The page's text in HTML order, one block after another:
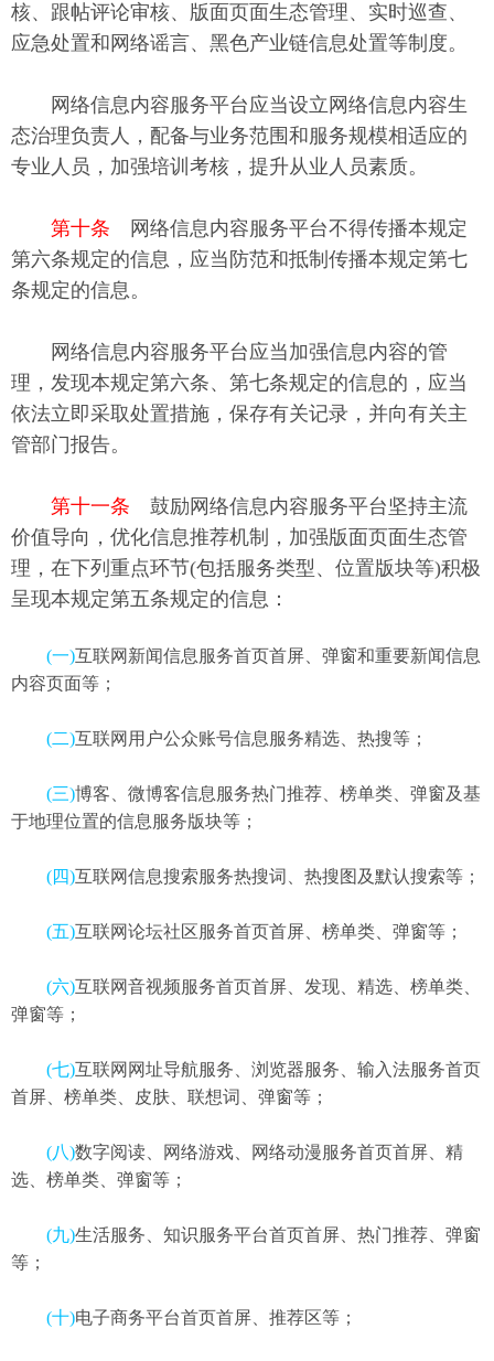
核、跟帖评论审核、版面页面生态管理、实时巡查、
应急处置和网络谣言、黑色产业链信息处置等制度。
网络信息内容服务平台应当设立网络信息内容生
态治理负责人，配备与业务范围和服务规模相适应的
专业人员，加强培训考核，提升从业人员素质。
第十条 网络信息内容服务平台不得传播本规定
第六条规定的信息，应当防范和抵制传播本规定第七
条规定的信息。
网络信息内容服务平台应当加强信息内容的管
理，发现本规定第六条、第七条规定的信息的，应当
依法立即采取处置措施，保存有关记录，并向有关主
管部门报告。
第十一条 鼓励网络信息内容服务平台坚持主流
价值导向，优化信息推荐机制，加强版面页面生态管
理，在下列重点环节(包括服务类型、位置版块等)积极
呈现本规定第五条规定的信息：
(一)互联网新闻信息服务首页首屏、弹窗和重要新闻信息
内容页面等；
(二)互联网用户公众账号信息服务精选、热搜等；
(三)博客、微博客信息服务热门推荐、榜单类、弹窗及基
于地理位置的信息服务版块等；
(四)互联网信息搜索服务热搜词、热搜图及默认搜索等；
(五)互联网论坛社区服务首页首屏、榜单类、弹窗等；
(六)互联网音视频服务首页首屏、发现、精选、榜单类、
弹窗等；
(七)互联网网址导航服务、浏览器服务、输入法服务首页
首屏、榜单类、皮肤、联想词、弹窗等；
(八)数字阅读、网络游戏、网络动漫服务首页首屏、精
选、榜单类、弹窗等；
(九)生活服务、知识服务平台首页首屏、热门推荐、弹窗
等；
(十)电子商务平台首页首屏、推荐区等；